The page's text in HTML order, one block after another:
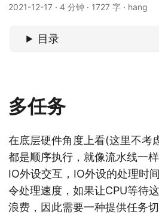
2021-12-17 · 4 分钟 · 1727 字 · hang
目录
多任务
在底层硬件角度上看(这里不考
都是顺序执行，就像流水线一
IO外设交互，IO外设的处理时
令处理速度，如果让CPU等待
浪费，因此需要一种提供任务